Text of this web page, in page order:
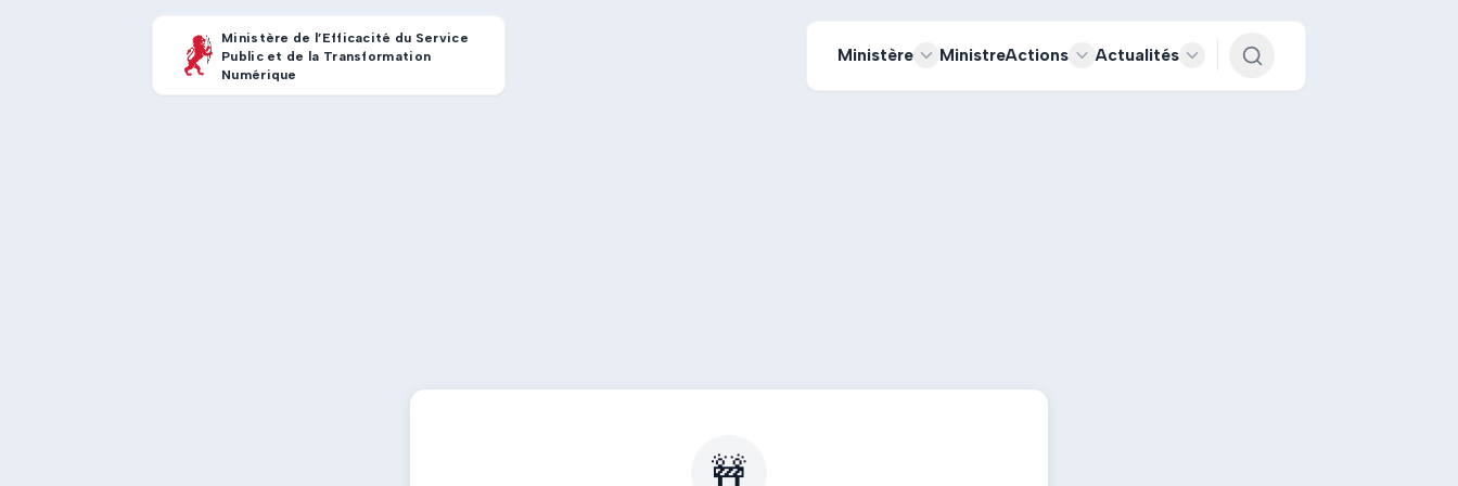
Ministère de l’Efficacité du Service
Public et de la Transformation
Numérique
Ministère MinistreActions Actualités
🚧